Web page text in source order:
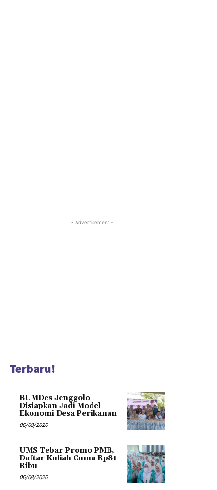
- Advertisement -
Terbaru!
BUMDes Jenggolo
Disiapkan Jadi Model
Ekonomi Desa Perikanan
06/08/2026
UMS Tebar Promo PMB,
Daftar Kuliah Cuma Rp81
Ribu
06/08/2026